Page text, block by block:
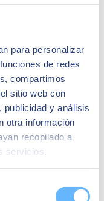
para personalizar
de redes
compartimos
sitio web con
publicidad y análisis
otra información
recopilado a
servicios.